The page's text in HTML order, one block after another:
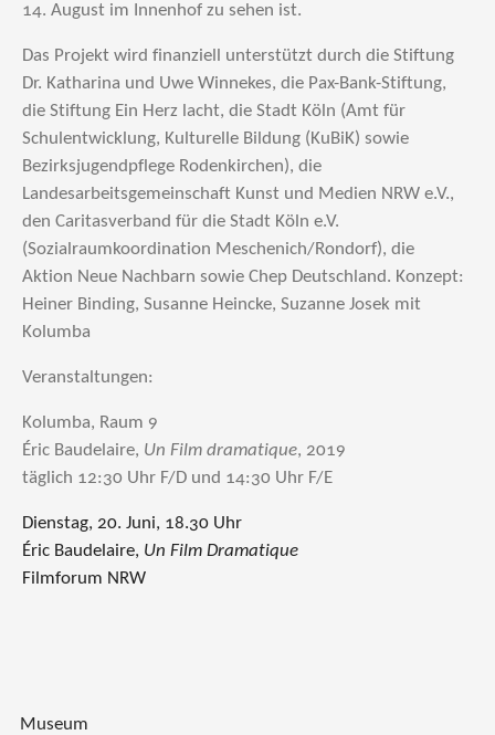
14. August im Innenhof zu sehen ist.
Das Projekt wird finanziell unterstützt durch die Stiftung
Dr. Katharina und Uwe Winnekes, die Pax-Bank-Stiftung,
die Stiftung Ein Herz lacht, die Stadt Köln (Amt für
Schulentwicklung, Kulturelle Bildung (KuBiK) sowie
Bezirksjugendpflege Rodenkirchen), die
Landesarbeitsgemeinschaft Kunst und Medien NRW e.V.,
den Caritasverband für die Stadt Köln e.V.
(Sozialraumkoordination Meschenich/Rondorf), die
Aktion Neue Nachbarn sowie Chep Deutschland. Konzept:
Heiner Binding, Susanne Heincke, Suzanne Josek mit
Kolumba
Veranstaltungen:
Kolumba, Raum 9
Éric Baudelaire, Un Film dramatique, 2019
täglich 12:30 Uhr F/D und 14:30 Uhr F/E
Dienstag, 20. Juni, 18.30 Uhr
Éric Baudelaire, Un Film Dramatique
Filmforum NRW
Museum